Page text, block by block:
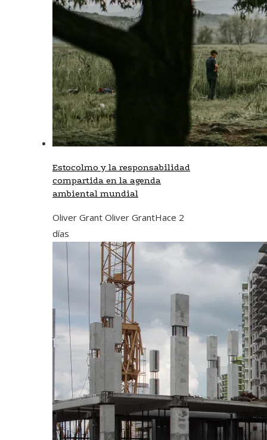
Estocolmo y la responsabilidad
compartida en la agenda
ambiental mundial
Oliver Grant Oliver GrantHace 2
días